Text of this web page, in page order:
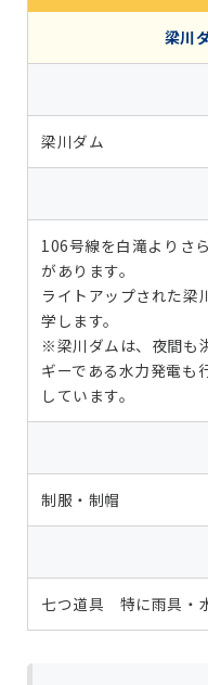
梁川
梁川ダム
106号線を白滝よりさ
があります。
ライトアップされた梁
学します。
※梁川ダムは、夜間も
ギーである水力発電も
しています。
制服・制帽
七つ道具 特に雨具・